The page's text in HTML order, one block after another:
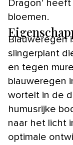
Dragon’
bloemen.
Blauweregen
slingerplant
en tegen
blauweregen
wortelt in de
humusrijke
naar het licht
optimale